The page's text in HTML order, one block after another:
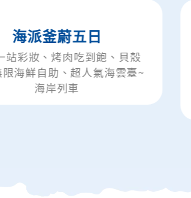
釜蔚五日
烤肉吃到飽、貝殼
助、超人氣海雲臺~
海岸列車